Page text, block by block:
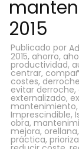
2015
Publicado por
2015, ahorro,
productividad,
centrar,
costes,derroche
evitar derroche,
externalizado,
mantenimiento,
Imprescindible,
obra,
mejora, orellana,
práctica,